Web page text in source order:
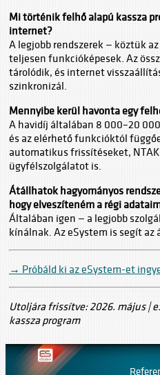
Mi történik felhő alapú kassza
internet?
A legjobb rendszerek — köztük
teljesen funkcióképesek. Az
tárolódik, és internet
szinkronizál.
Mennyibe kerül havonta egy
A havidíj általában 8 000–20
és az elérhető funkcióktól
automatikus frissítéseket,
ügyfélszolgálatot is.
Átállhatok hagyományos
hogy elveszíteném a régi
Általában igen — a legjobb
kínálnak. Az eSystem is segít az
→ Próbáld ki az eSystem-et
Utoljára frissítve: 2026. május |
kassza program